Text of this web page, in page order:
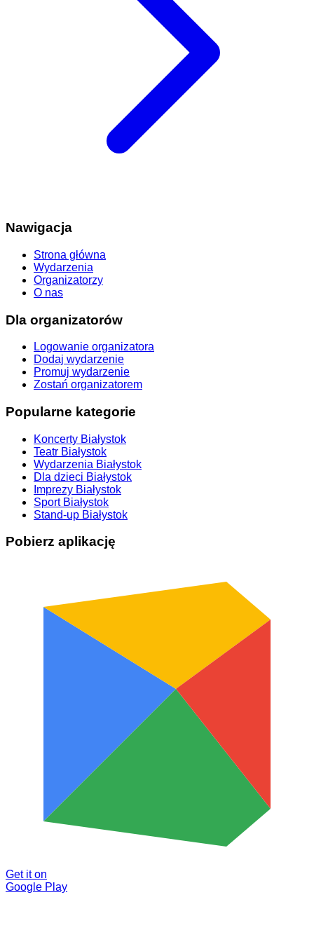
Nawigacja
Strona główna
Wydarzenia
Organizatorzy
O nas
Dla organizatorów
Logowanie organizatora
Dodaj wydarzenie
Promuj wydarzenie
Zostań organizatorem
Popularne kategorie
Koncerty Białystok
Teatr Białystok
Wydarzenia Białystok
Dla dzieci Białystok
Imprezy Białystok
Sport Białystok
Stand-up Białystok
Pobierz aplikację
Get it on
Google Play